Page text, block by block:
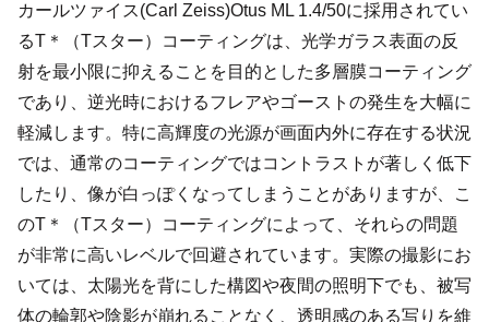
カールツァイス(Carl Zeiss)Otus ML 1.4/50に採用されてい
るT＊（Tスター）コーティングは、光学ガラス表面の反
射を最小限に抑えることを目的とした多層膜コーティング
であり、逆光時におけるフレアやゴーストの発生を大幅に
軽減します。特に高輝度の光源が画面内外に存在する状況
では、通常のコーティングではコントラストが著しく低下
したり、像が白っぽくなってしまうことがありますが、こ
のT＊（Tスター）コーティングによって、それらの問題
が非常に高いレベルで回避されています。実際の撮影にお
いては、太陽光を背にした構図や夜間の照明下でも、被写
体の輪郭や陰影が崩れることなく、透明感のある写りを維